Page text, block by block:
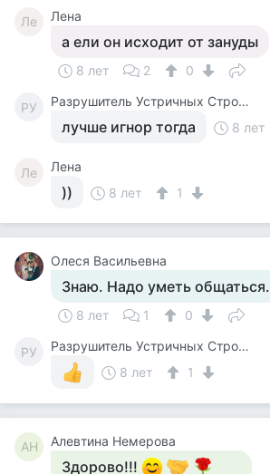
Ле Лена
а ели он исходит от зануды
8 лет 2 0
РУ Разрушитель Устричных Строевых Стереотипов
лучше игнор тогда 8 лет
Ле Лена
)) 8 лет 1
Олеся Васильевна
Знаю. Надо уметь общаться.
8 лет 1 0
РУ
Разрушитель Устричных Строевых Стереотипов
8 лет
1
АН Алевтина Немерова
Здорово!!!